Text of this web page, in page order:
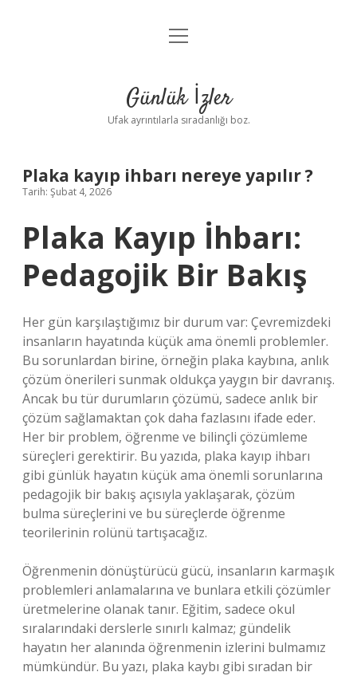
Anasayfa
Yasal Uyarı
menüyü
Günlük İzler
Ufak ayrıntılarla sıradanlığı boz.
Plaka kayıp ihbarı nereye yapılır ?
Tarih: Şubat 4, 2026
Plaka Kayıp İhbarı:
Pedagojik Bir Bakış
Her gün karşılaştığımız bir durum var: Çevremizdeki
insanların hayatında küçük ama önemli problemler.
Bu sorunlardan birine, örneğin plaka kaybına, anlık
çözüm önerileri sunmak oldukça yaygın bir davranış.
Ancak bu tür durumların çözümü, sadece anlık bir
çözüm sağlamaktan çok daha fazlasını ifade eder.
Her bir problem, öğrenme ve bilinçli çözümleme
süreçleri gerektirir. Bu yazıda, plaka kayıp ihbarı
gibi günlük hayatın küçük ama önemli sorunlarına
pedagojik bir bakış açısıyla yaklaşarak, çözüm
bulma süreçlerini ve bu süreçlerde öğrenme
teorilerinin rolünü tartışacağız.
Öğrenmenin dönüştürücü gücü, insanların karmaşık
problemleri anlamalarına ve bunlara etkili çözümler
üretmelerine olanak tanır. Eğitim, sadece okul
sıralarındaki derslerle sınırlı kalmaz; gündelik
hayatın her alanında öğrenmenin izlerini bulmamız
mümkündür. Bu yazı, plaka kaybı gibi sıradan bir